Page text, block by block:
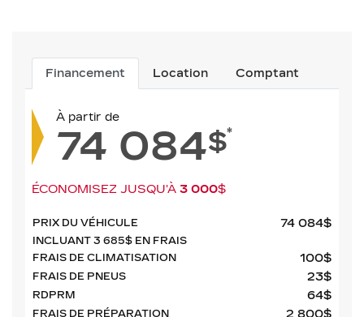
Financement Location Comptant
À partir de
74 084$*
ÉCONOMISEZ JUSQU'À 3 000$
PRIX DU VÉHICULE 74 084$
INCLUANT 3 685$ EN FRAIS
FRAIS DE CLIMATISATION
100$
FRAIS DE PNEUS 23$
RDPRM 64$
FRAIS DE PRÉPARATION